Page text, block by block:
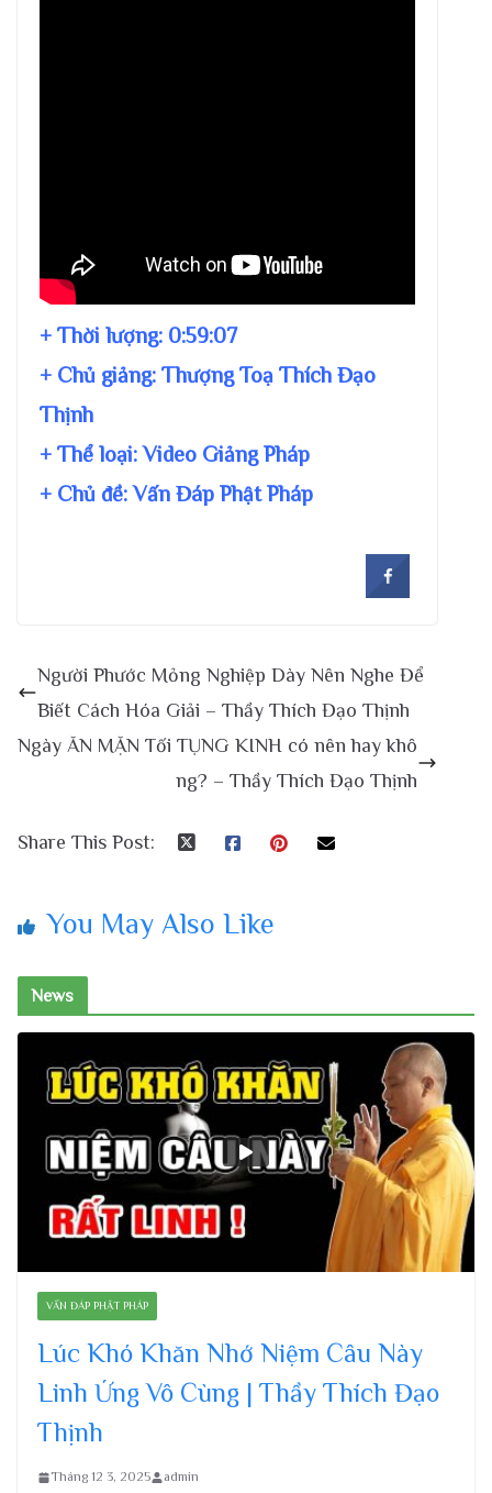
+ Thời lượng: 0:59:07
+ Chủ giảng: Thượng Toạ Thích Đạo
Thịnh
+ Thể loại: Video Giảng Pháp
+ Chủ đề:Vấn Đáp Phật Pháp
Người Phước Mỏng Nghiệp Dày Nên Nghe Để
Biết Cách Hóa Giải – Thầy Thích Đạo Thịnh
Ngày ĂN MẶN Tối TỤNG KINH có nên hay khô
ng? – Thầy Thích Đạo Thịnh
Share This Post:
You May Also Like
News
VẤN ĐÁP PHẬT PHÁP
Lúc Khó Khăn Nhớ Niệm Câu Này
Linh Ứng Vô Cùng | Thầy Thích Đạo
Thịnh
Tháng 12 3, 2025 admin